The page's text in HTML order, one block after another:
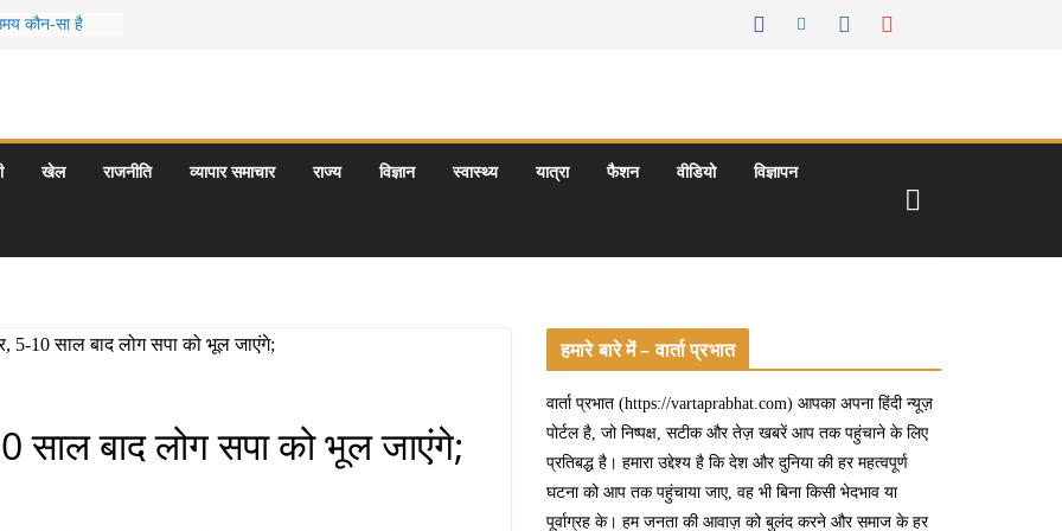
कौन-सा है
दार्जिलिंग
खेल राजनीति व्यापार समाचार राज्य विज्ञान स्वास्थ्य यात्रा फैशन वीडियो विज्ञापन
साल बाद लोग सपा को भूल जाएंगे;
हमारे बारे में – वार्ता प्रभात
वार्ता प्रभात (https://vartaprabhat.com) आपका अपना हिंदी न्यूज़
पोर्टल है, जो निष्पक्ष, सटीक और तेज़ खबरें आप तक पहुंचाने के लिए
प्रतिबद्ध है। हमारा उद्देश्य है कि देश और दुनिया की हर महत्वपूर्ण
घटना को आप तक पहुंचाया जाए, वह भी बिना किसी भेदभाव या
पूर्वाग्रह के। हम जनता की आवाज़ को बुलंद करने और समाज के हर